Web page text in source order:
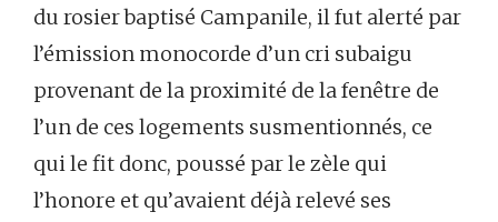
du rosier baptisé Campanile, il fut alerté par
l’émission monocorde d’un cri subaigu
provenant de la proximité de la fenêtre de
l’un de ces logements susmentionnés, ce
qui le fit donc, poussé par le zèle qui
l’honore et qu’avaient déjà relevé ses